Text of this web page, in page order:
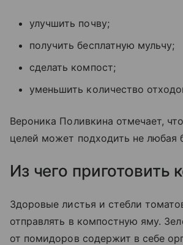
улучшить почву;
получить бесплатную мульчу;
сделать компост;
уменьшить количество
Вероника Поливкина отмечает,
целей может подходить не любая
Из чего приготовить
Здоровые листья и стебли
отправлять в компостную яму.
от помидоров содержит в себе